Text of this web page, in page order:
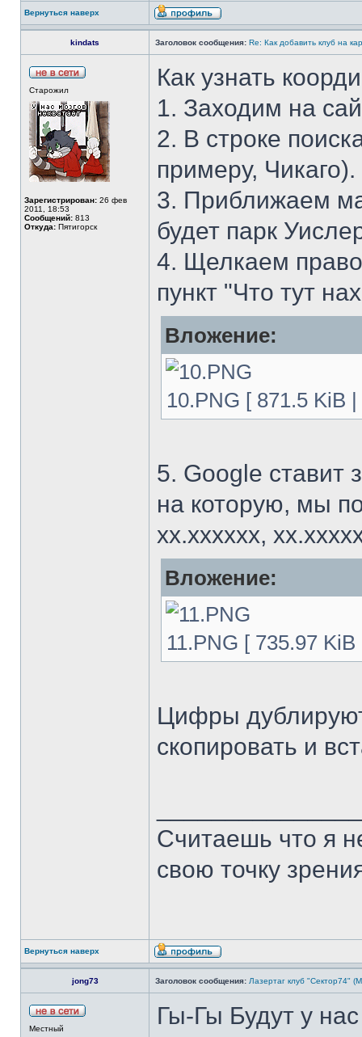
Вернуться наверх
kindats Заголовок сообщения: Re: Как добавить клуб на
Старожил
Зарегистрирован: 26 фев
2011, 18:53
Сообщений: 813
Откуда: Пятигорск
Как узнать
1. Заходим на
2. В строке
примеру, Чикаго).
3. Приближаем
будет парк
4. Щелкаем
пункт "Что тут
Вложение:
10.PNG [ 871.5 KiB
5. Google ставит
на которую, мы
хх.хххххх,
Вложение:
11.PNG [ 735.97
Цифры
скопировать и
Считаешь что я
свою точку
Вернуться наверх
jong73 Заголовок сообщения: Лазертаг клуб "Сектор74"
Местный Гы-Гы Будут у